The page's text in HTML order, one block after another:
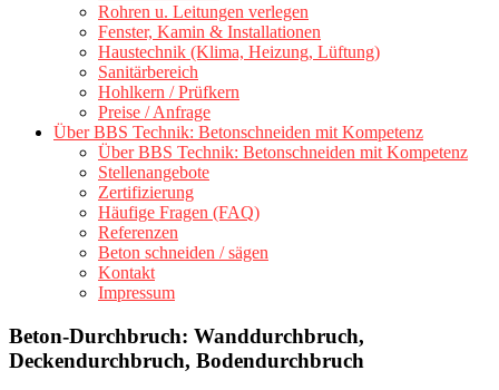
Rohren u. Leitungen verlegen
Fenster, Kamin & Installationen
Haustechnik (Klima, Heizung, Lüftung)
Sanitärbereich
Hohlkern / Prüfkern
Preise / Anfrage
Über BBS Technik: Betonschneiden mit Kompetenz
Über BBS Technik: Betonschneiden mit Kompetenz
Stellenangebote
Zertifizierung
Häufige Fragen (FAQ)
Referenzen
Beton schneiden / sägen
Kontakt
Impressum
Beton-Durchbruch: Wanddurchbruch,
Deckendurchbruch, Bodendurchbruch